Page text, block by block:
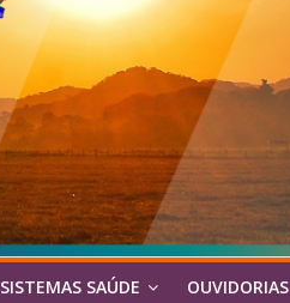
SISTEMAS SAÚDE OUVIDORIAS